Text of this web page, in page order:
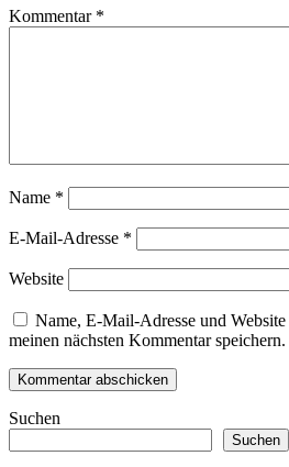
Kommentar *
Name *
E-Mail-Adresse *
Website
Name, E-Mail-Adresse und
meinen nächsten Kommentar speichern.
Suchen
Suchen